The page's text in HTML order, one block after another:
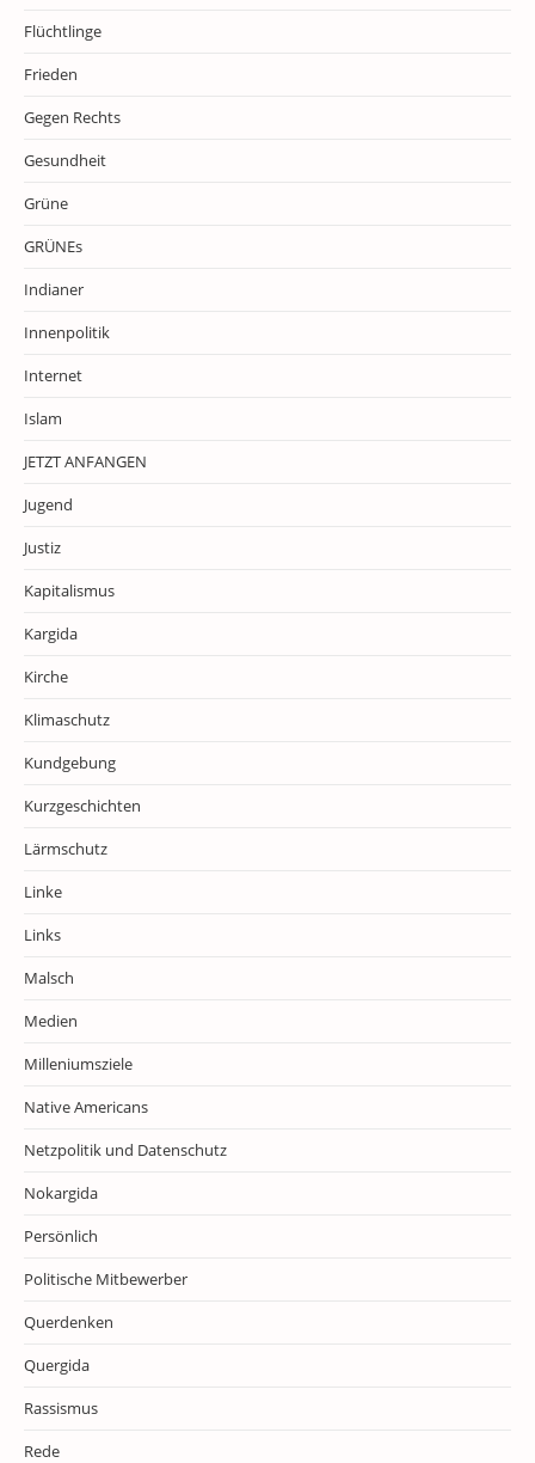
Flüchtlinge
Frieden
Gegen Rechts
Gesundheit
Grüne
GRÜNEs
Indianer
Innenpolitik
Internet
Islam
JETZT ANFANGEN
Jugend
Justiz
Kapitalismus
Kargida
Kirche
Klimaschutz
Kundgebung
Kurzgeschichten
Lärmschutz
Linke
Links
Malsch
Medien
Milleniumsziele
Native Americans
Netzpolitik und Datenschutz
Nokargida
Persönlich
Politische Mitbewerber
Querdenken
Quergida
Rassismus
Rede